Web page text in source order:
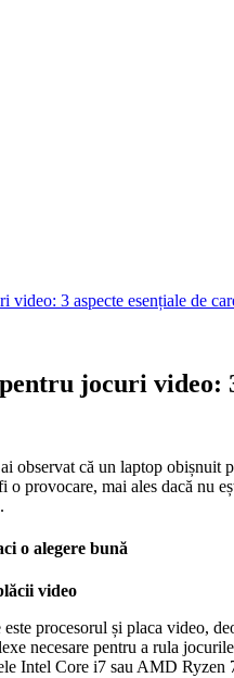
3 aspecte esențiale de
jocuri video:
observat că un laptop obișnuit
o provocare, mai ales dacă nu
o alegere bună
video
procesorul și placa video,
necesare pentru a rula
Intel Core i7 sau AMD